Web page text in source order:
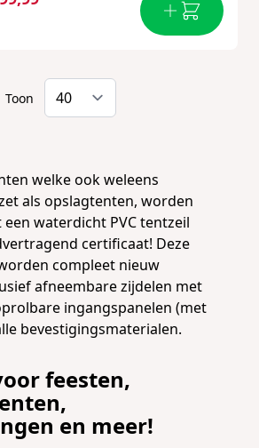
Toon
welke ook weleens
als opslagtenten, worden
waterdicht PVC tentzeil
certificaat! Deze
compleet nieuw
afneembare zijdelen met
ingangspanelen (met
bevestigingsmaterialen.
feesten,
en meer!